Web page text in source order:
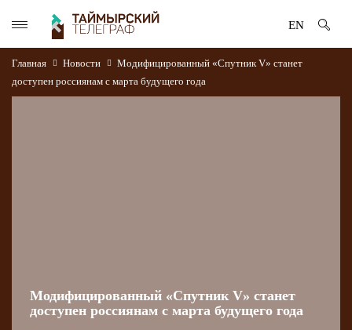
EN
Главная Новости
Модифицированный «Спутник V» станет
доступен россиянам с марта будущего года
Модифицированный «Спутник V» станет
доступен россиянам с марта будущего года